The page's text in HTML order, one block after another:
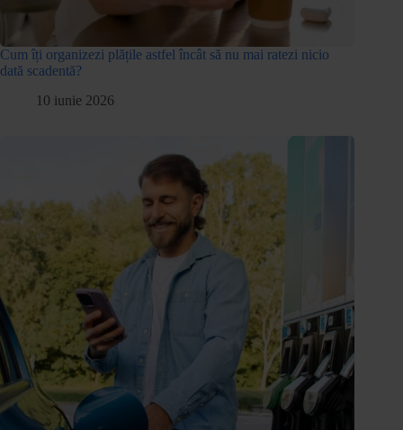
Cum îți organizezi plățile astfel încât să nu mai ratezi nicio
dată scadentă?
10 iunie 2026